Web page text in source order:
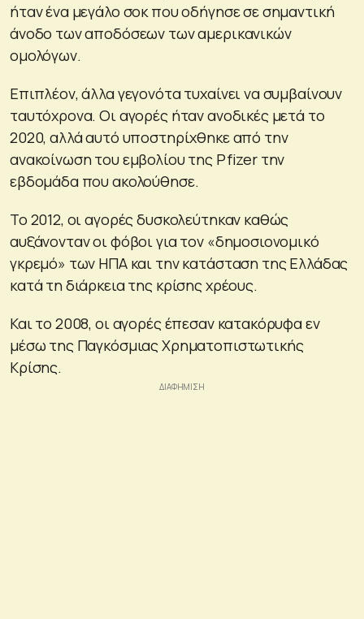
ήταν ένα μεγάλο σοκ που οδήγησε σε σημαντική
άνοδο των αποδόσεων των αμερικανικών
ομολόγων.
Επιπλέον, άλλα γεγονότα τυχαίνει να συμβαίνουν
ταυτόχρονα. Οι αγορές ήταν ανοδικές μετά το
2020, αλλά αυτό υποστηρίχθηκε από την
ανακοίνωση του εμβολίου της Pfizer την
εβδομάδα που ακολούθησε.
Το 2012, οι αγορές δυσκολεύτηκαν καθώς
αυξάνονταν οι φόβοι για τον «δημοσιονομικό
γκρεμό» των ΗΠΑ και την κατάσταση της Ελλάδας
κατά τη διάρκεια της κρίσης χρέους.
Και το 2008, οι αγορές έπεσαν κατακόρυφα εν
μέσω της Παγκόσμιας Χρηματοπιστωτικής
Κρίσης.